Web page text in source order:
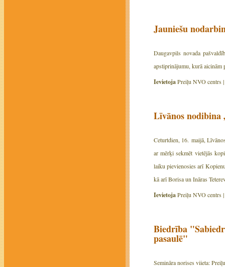
Jauniešu
Daugavpils novada
apstiprinājumu, kurā aicinām
IevietojaPreiļu NVO centrs |
Līvānos nodibina
Ceturtdien, 16. maijā,
ar mērķi sekmēt vietējās
laiku pievienosies arī
kā arī Borisa un Ināras
IevietojaPreiļu NVO centrs |
Biedrība
pasaulē"
Semināra norises viieta: